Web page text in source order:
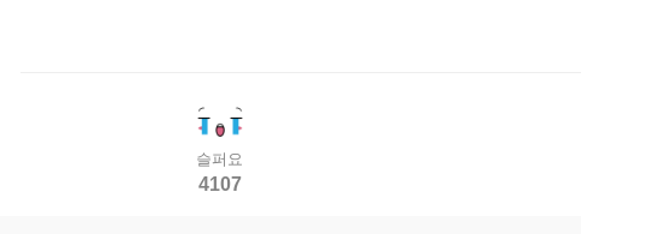
슬퍼요
4107